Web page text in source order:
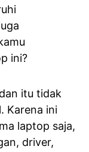
ini?
itu tidak
Karena ini
laptop saja,
driver,